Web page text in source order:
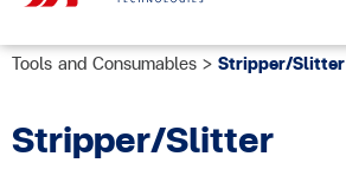
Tools and Consumables > Stripper/Slitter
Stripper/Slitter